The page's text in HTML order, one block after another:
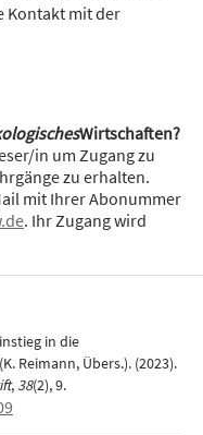
Kontakt mit der
Wirtschaften?
in um Zugang zu
zu erhalten.
mit Ihrer Abonummer
. Ihr Zugang wird
in die
Reimann, Übers.). (2023).
, 38(2), 9.